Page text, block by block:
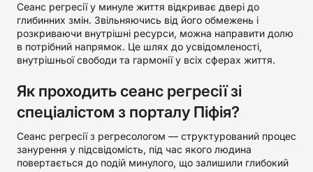
Сеанс регресії у минуле життя відкриває двері до
глибинних змін. Звільняючись від його обмежень і
розкриваючи внутрішні ресурси, можна направити долю
в потрібний напрямок. Це шлях до усвідомленості,
внутрішньої свободи та гармонії у всіх сферах життя.
Як проходить сеанс регресії зі
спеціалістом з порталу Піфія?
Сеанс регресії з регресологом — структурований процес
занурення у підсвідомість, під час якого людина
повертається до подій минулого, що залишили глибокий